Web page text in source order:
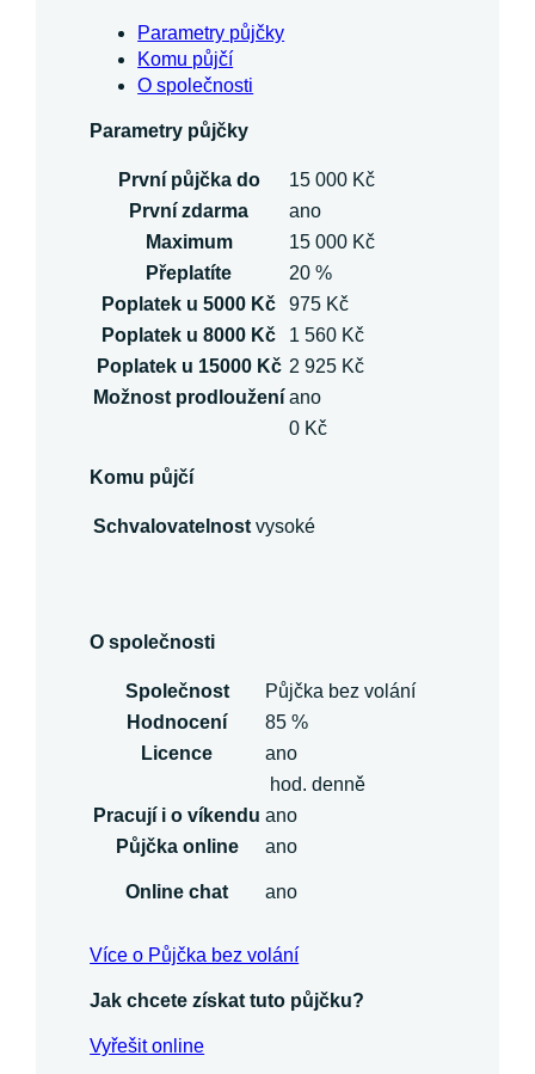
Parametry půjčky
Komu půjčí
O společnosti
Parametry půjčky
První půjčka do
15 000 Kč
První zdarma
ano
Maximum
15 000 Kč
Přeplatíte
20 %
Poplatek u 5000 Kč
975 Kč
Poplatek u 8000 Kč
1 560 Kč
Poplatek u 15000 Kč 2 925 Kč
Možnost prodloužení ano
0 Kč
Komu půjčí
Schvalovatelnost vysoké
O společnosti
Společnost
Půjčka bez volání
Hodnocení
85 %
Licence
ano
hod. denně
Pracují i o víkendu ano
Půjčka online
ano
Online chat ano
Více o Půjčka bez volání
Jak chcete získat tuto půjčku?
Vyřešit online